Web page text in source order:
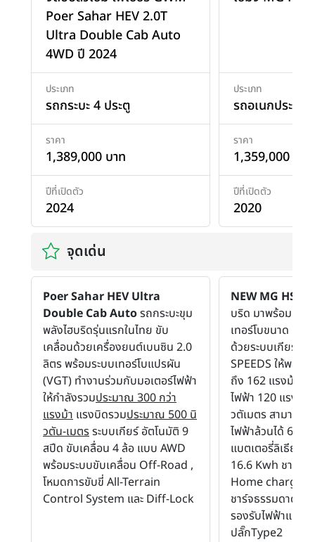
Poer Sahar HEV 2.0T
Ultra Double Cab Auto
4WD ปี 2024
ประเภท
รถกระบะ 4 ประตู
ราคา
1,389,000 บาท
ปีที่เปิดตัว
2024
ประเภท
รถอเนกประสง
ราคา
1,359,000 บาท
ปีที่เปิดตัว
2020
จุดเด่น
Poer Sahar HEV Ultra
Double Cab Autoรถกระบะขุม
พลังไฮบริดรุ่นแรกในไทย ขับ
เคลื่อนด้วยเครื่องยนต์เบนซิน 2.0
ลิตร พร้อมระบบเทอร์โบแปรผัน
(VGT) ทำงานร่วมกับมอเตอร์ไฟฟ้า
ให้กำลังรวมประมาณ 300 กว่า
แรงม้า แรงบิดรวมประมาณ 500 นิ
วตัน-เมตรระบบเกียร์ อัตโนมัติ 9
สปีด ขับเคลื่อน 4 ล้อ แบบ AWD
พร้อมระบบขับเคลื่อน Off-Road ,
โหมดการขับขี่ All-Terrain
Control System และ Diff-Lock
NEW MG HS
บริด มาพร้อมเครื่
เทอร์โบขนาด 1.5
ด้วยระบบเกียร์
SPEEDS ให้พละ
ถึง 162 แรงม้า ผ
ไฟฟ้า 120 แรงม้
วตัเมตร สามารถ
ไฟฟ้าล้วนได้ 67
แบตเตอรี่ลิเธียมไ
16.6 Kwh ชาร์จ
Home charger
ชาร์จธรรมดาด้ว
รองรับไฟฟ้าแบบ
ปลั๊กType2